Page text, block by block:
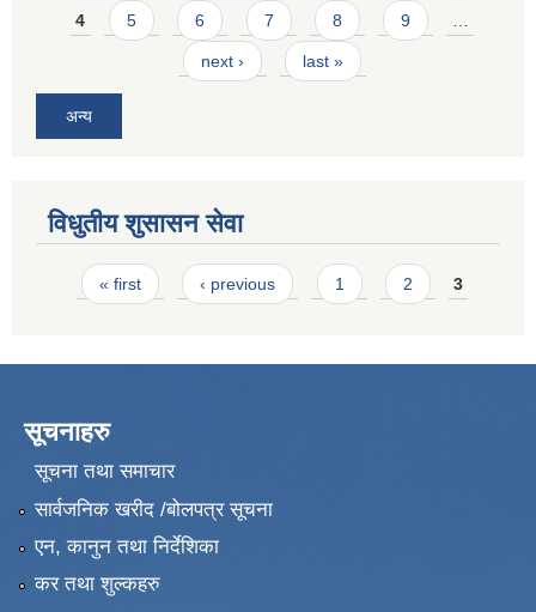
4 5 6 7 8 9
next › last »
अन्य
विधुतीय शुसासन सेवा
Pages
« first ‹ previous 1 2 3
सूचनाहरु
सूचना तथा समाचार
सार्वजनिक खरीद /बोलपत्र सूचना
एन, कानुन तथा निर्देशिका
कर तथा शुल्कहरु